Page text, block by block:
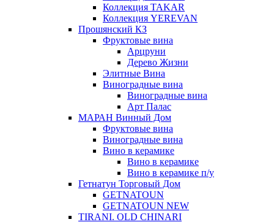
Коллекция TAKAR
Коллекция YEREVAN
Прошянский КЗ
Фруктовые вина
Арцруни
Дерево Жизни
Элитные Вина
Виноградные вина
Виноградные вина
Арт Палас
МАРАН Винный Дом
Фруктовые вина
Виноградные вина
Вино в керамике
Вино в керамике
Вино в керамике п/у
Гетнатун Торговый Дом
GETNATOUN
GETNATOUN NEW
TIRANI. OLD CHINARI